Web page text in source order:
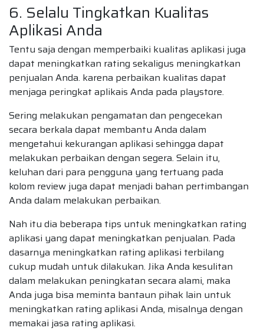
6. Selalu Tingkatkan Kualitas
Aplikasi Anda
Tentu saja dengan memperbaiki kualitas aplikasi juga
dapat meningkatkan rating sekaligus meningkatkan
penjualan Anda. karena perbaikan kualitas dapat
menjaga peringkat aplikais Anda pada playstore.
Sering melakukan pengamatan dan pengecekan
secara berkala dapat membantu Anda dalam
mengetahui kekurangan aplikasi sehingga dapat
melakukan perbaikan dengan segera. Selain itu,
keluhan dari para pengguna yang tertuang pada
kolom review juga dapat menjadi bahan pertimbangan
Anda dalam melakukan perbaikan.
Nah itu dia beberapa tips untuk meningkatkan rating
aplikasi yang dapat meningkatkan penjualan. Pada
dasarnya meningkatkan rating aplikasi terbilang
cukup mudah untuk dilakukan. Jika Anda kesulitan
dalam melakukan peningkatan secara alami, maka
Anda juga bisa meminta bantaun pihak lain untuk
meningkatkan rating aplikasi Anda, misalnya dengan
memakai jasa rating aplikasi.